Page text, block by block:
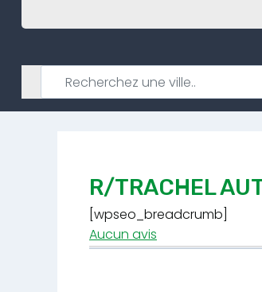
R/TRACHEL
[wpseo_breadcrumb]
Aucun avis